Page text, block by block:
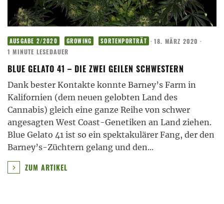
AUSGABE 2/2020 GROWING SORTENPORTRÄT · 18. MÄRZ 2020 ·
1 MINUTE LESEDAUER
BLUE GELATO 41 – DIE ZWEI GEILEN SCHWESTERN
Dank bester Kontakte konnte Barney’s Farm in
Kalifornien (dem neuen gelobten Land des
Cannabis) gleich eine ganze Reihe von schwer
angesagten West Coast-Genetiken an Land ziehen.
Blue Gelato 41 ist so ein spektakulärer Fang, der den
Barney’s-Züchtern gelang und den...
ZUM ARTIKEL